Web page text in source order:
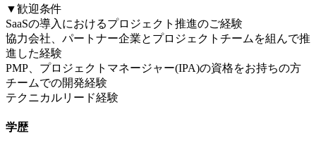
▼歓迎条件
SaaSの導入におけるプロジェクト推進のご経験
協力会社、パートナー企業とプロジェクトチームを組んで推
進した経験
PMP、プロジェクトマネージャー(IPA)の資格をお持ちの方
チームでの開発経験
テクニカルリード経験
学歴